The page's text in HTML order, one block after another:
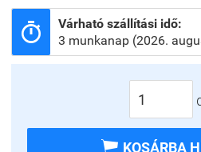

Várható szállítási idő:
3 munkanap (2026.
KOSÁRBA